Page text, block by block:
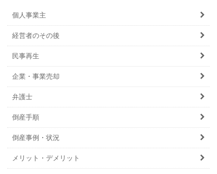
個人事業主
経営者のその後
民事再生
企業・事業売却
弁護士
倒産手順
倒産事例・状況
メリット・デメリット